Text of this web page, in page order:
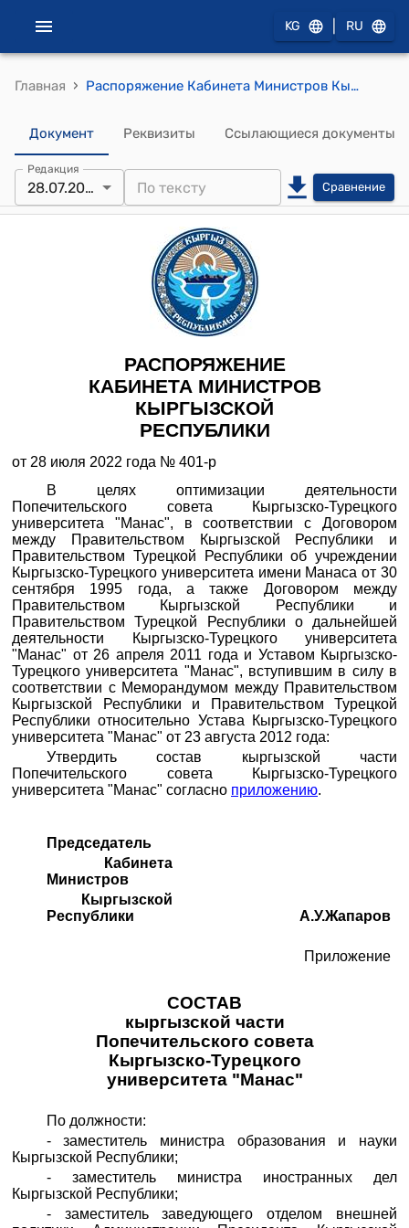
KG RU
Главная › Распоряжение Кабинета Министров Кыргызской Республики от 28 июля 2022 года N 401-р (Об утверждении состава кыргызской части Попечительского совета Кыргызско-Турецкого университета "Манас")
Документ Реквизиты Ссылающиеся документы
Редакция
28.07.2022 Сравнение